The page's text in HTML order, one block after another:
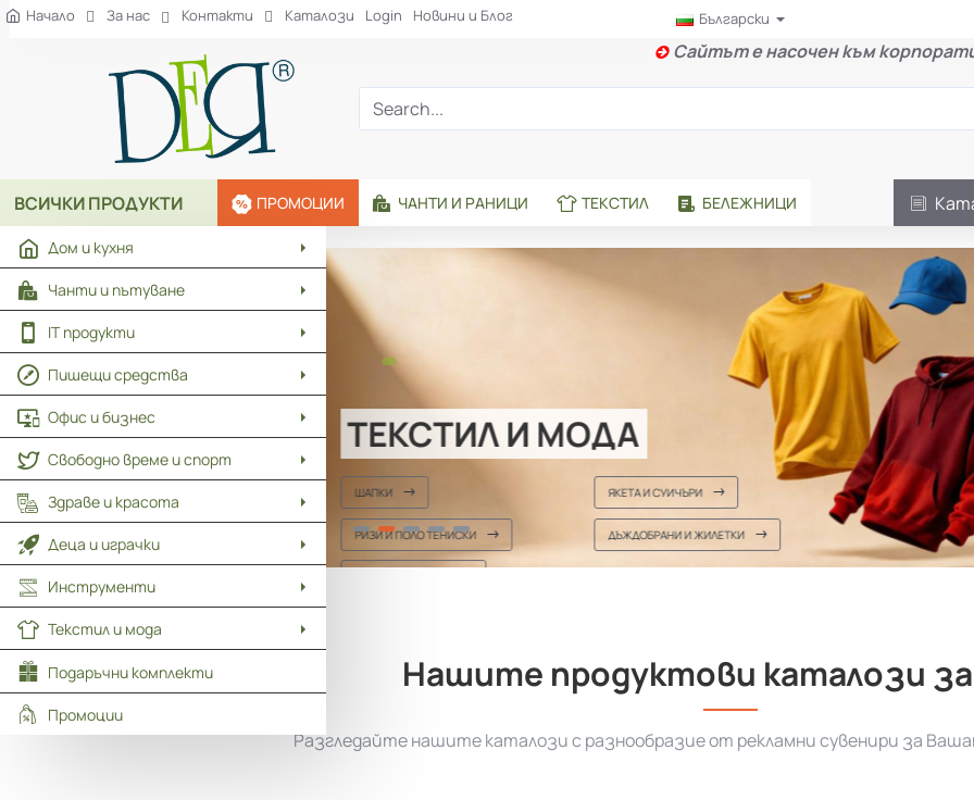
Рекламна
агенция
Начало За нас Контакти Каталози Login Новини и Блог
Сайтът е насочен към
Български
Search...
ВСИЧКИ ПРОДУКТИ
Дом и кухня
Чанти и пътуване
IT продукти
Пишещи средства
Офис и бизнес
Свободно време и спорт
Здраве и красота
Деца и играчки
Инструменти
Текстил и мода
Подаръчни комплекти
Промоции
ПРОМОЦИИ ЧАНТИ И РАНИЦИ ТЕКСТИЛ БЕЛЕЖНИЦИ
ТЕКСТИЛ И МОДА
ШАПКИ
РИЗИ И ПОЛО ТЕНИСКИ
ЯКЕТА И СУИЧЪРИ
ДЪЖДОБРАНИ И ЖИЛЕТКИ
Нашите продуктови каталози
Разгледайте нашите каталози с разнообразие от рекламни сувенири за